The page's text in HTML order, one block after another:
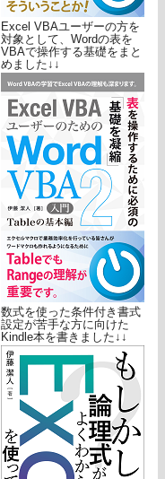
Excel VBAユーザーの方を
対象として、Wordの表を
VBAで操作する基礎をまと
めました↓↓
数式を使った条件付き書式
設定が苦手な方に向けた
Kindle本を書きました↓↓